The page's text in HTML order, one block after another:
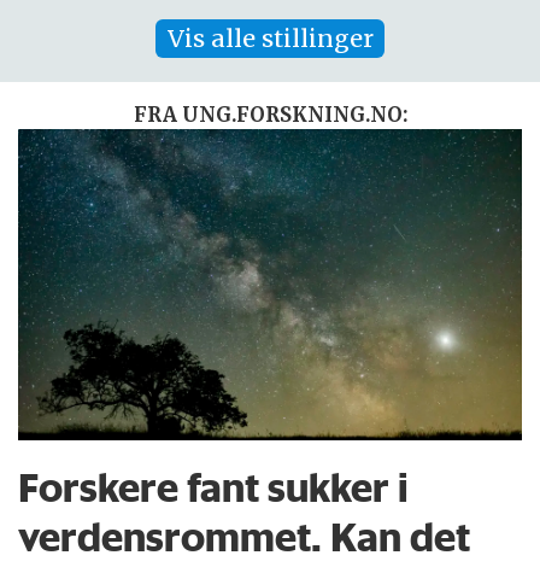
Vis alle stillinger
FRA UNG.FORSKNING.NO:
Forskere fant sukker i
verdensrommet. Kan det